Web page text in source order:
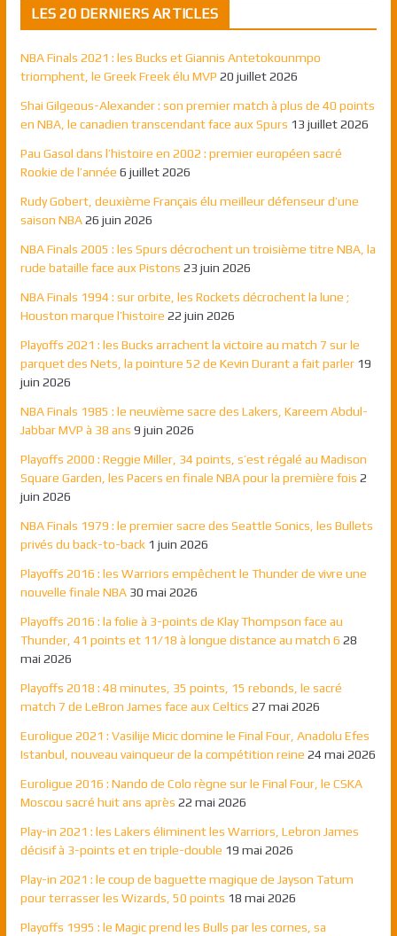
LES 20 DERNIERS ARTICLES
NBA Finals 2021 : les Bucks et Giannis Antetokounmpo
triomphent, le Greek Freek élu MVP 20 juillet 2026
Shai Gilgeous-Alexander : son premier match à plus de 40 points
en NBA, le canadien transcendant face aux Spurs 13 juillet 2026
Pau Gasol dans l’histoire en 2002 : premier européen sacré
Rookie de l’année 6 juillet 2026
Rudy Gobert, deuxième Français élu meilleur défenseur d’une
saison NBA 26 juin 2026
NBA Finals 2005 : les Spurs décrochent un troisième titre NBA, la
rude bataille face aux Pistons 23 juin 2026
NBA Finals 1994 : sur orbite, les Rockets décrochent la lune ;
Houston marque l’histoire 22 juin 2026
Playoffs 2021 : les Bucks arrachent la victoire au match 7 sur le
parquet des Nets, la pointure 52 de Kevin Durant a fait parler 19
juin 2026
NBA Finals 1985 : le neuvième sacre des Lakers, Kareem Abdul-
Jabbar MVP à 38 ans 9 juin 2026
Playoffs 2000 : Reggie Miller, 34 points, s’est régalé au Madison
Square Garden, les Pacers en finale NBA pour la première fois 2
juin 2026
NBA Finals 1979 : le premier sacre des Seattle Sonics, les Bullets
privés du back-to-back 1 juin 2026
Playoffs 2016 : les Warriors empêchent le Thunder de vivre une
nouvelle finale NBA 30 mai 2026
Playoffs 2016 : la folie à 3-points de Klay Thompson face au
Thunder, 41 points et 11/18 à longue distance au match 6 28
mai 2026
Playoffs 2018 : 48 minutes, 35 points, 15 rebonds, le sacré
match 7 de LeBron James face aux Celtics 27 mai 2026
Euroligue 2021 : Vasilije Micic domine le Final Four, Anadolu Efes
Istanbul, nouveau vainqueur de la compétition reine 24 mai 2026
Euroligue 2016 : Nando de Colo règne sur le Final Four, le CSKA
Moscou sacré huit ans après 22 mai 2026
Play-in 2021 : les Lakers éliminent les Warriors, Lebron James
décisif à 3-points et en triple-double 19 mai 2026
Play-in 2021 : le coup de baguette magique de Jayson Tatum
pour terrasser les Wizards, 50 points 18 mai 2026
Playoffs 1995 : le Magic prend les Bulls par les cornes, sa